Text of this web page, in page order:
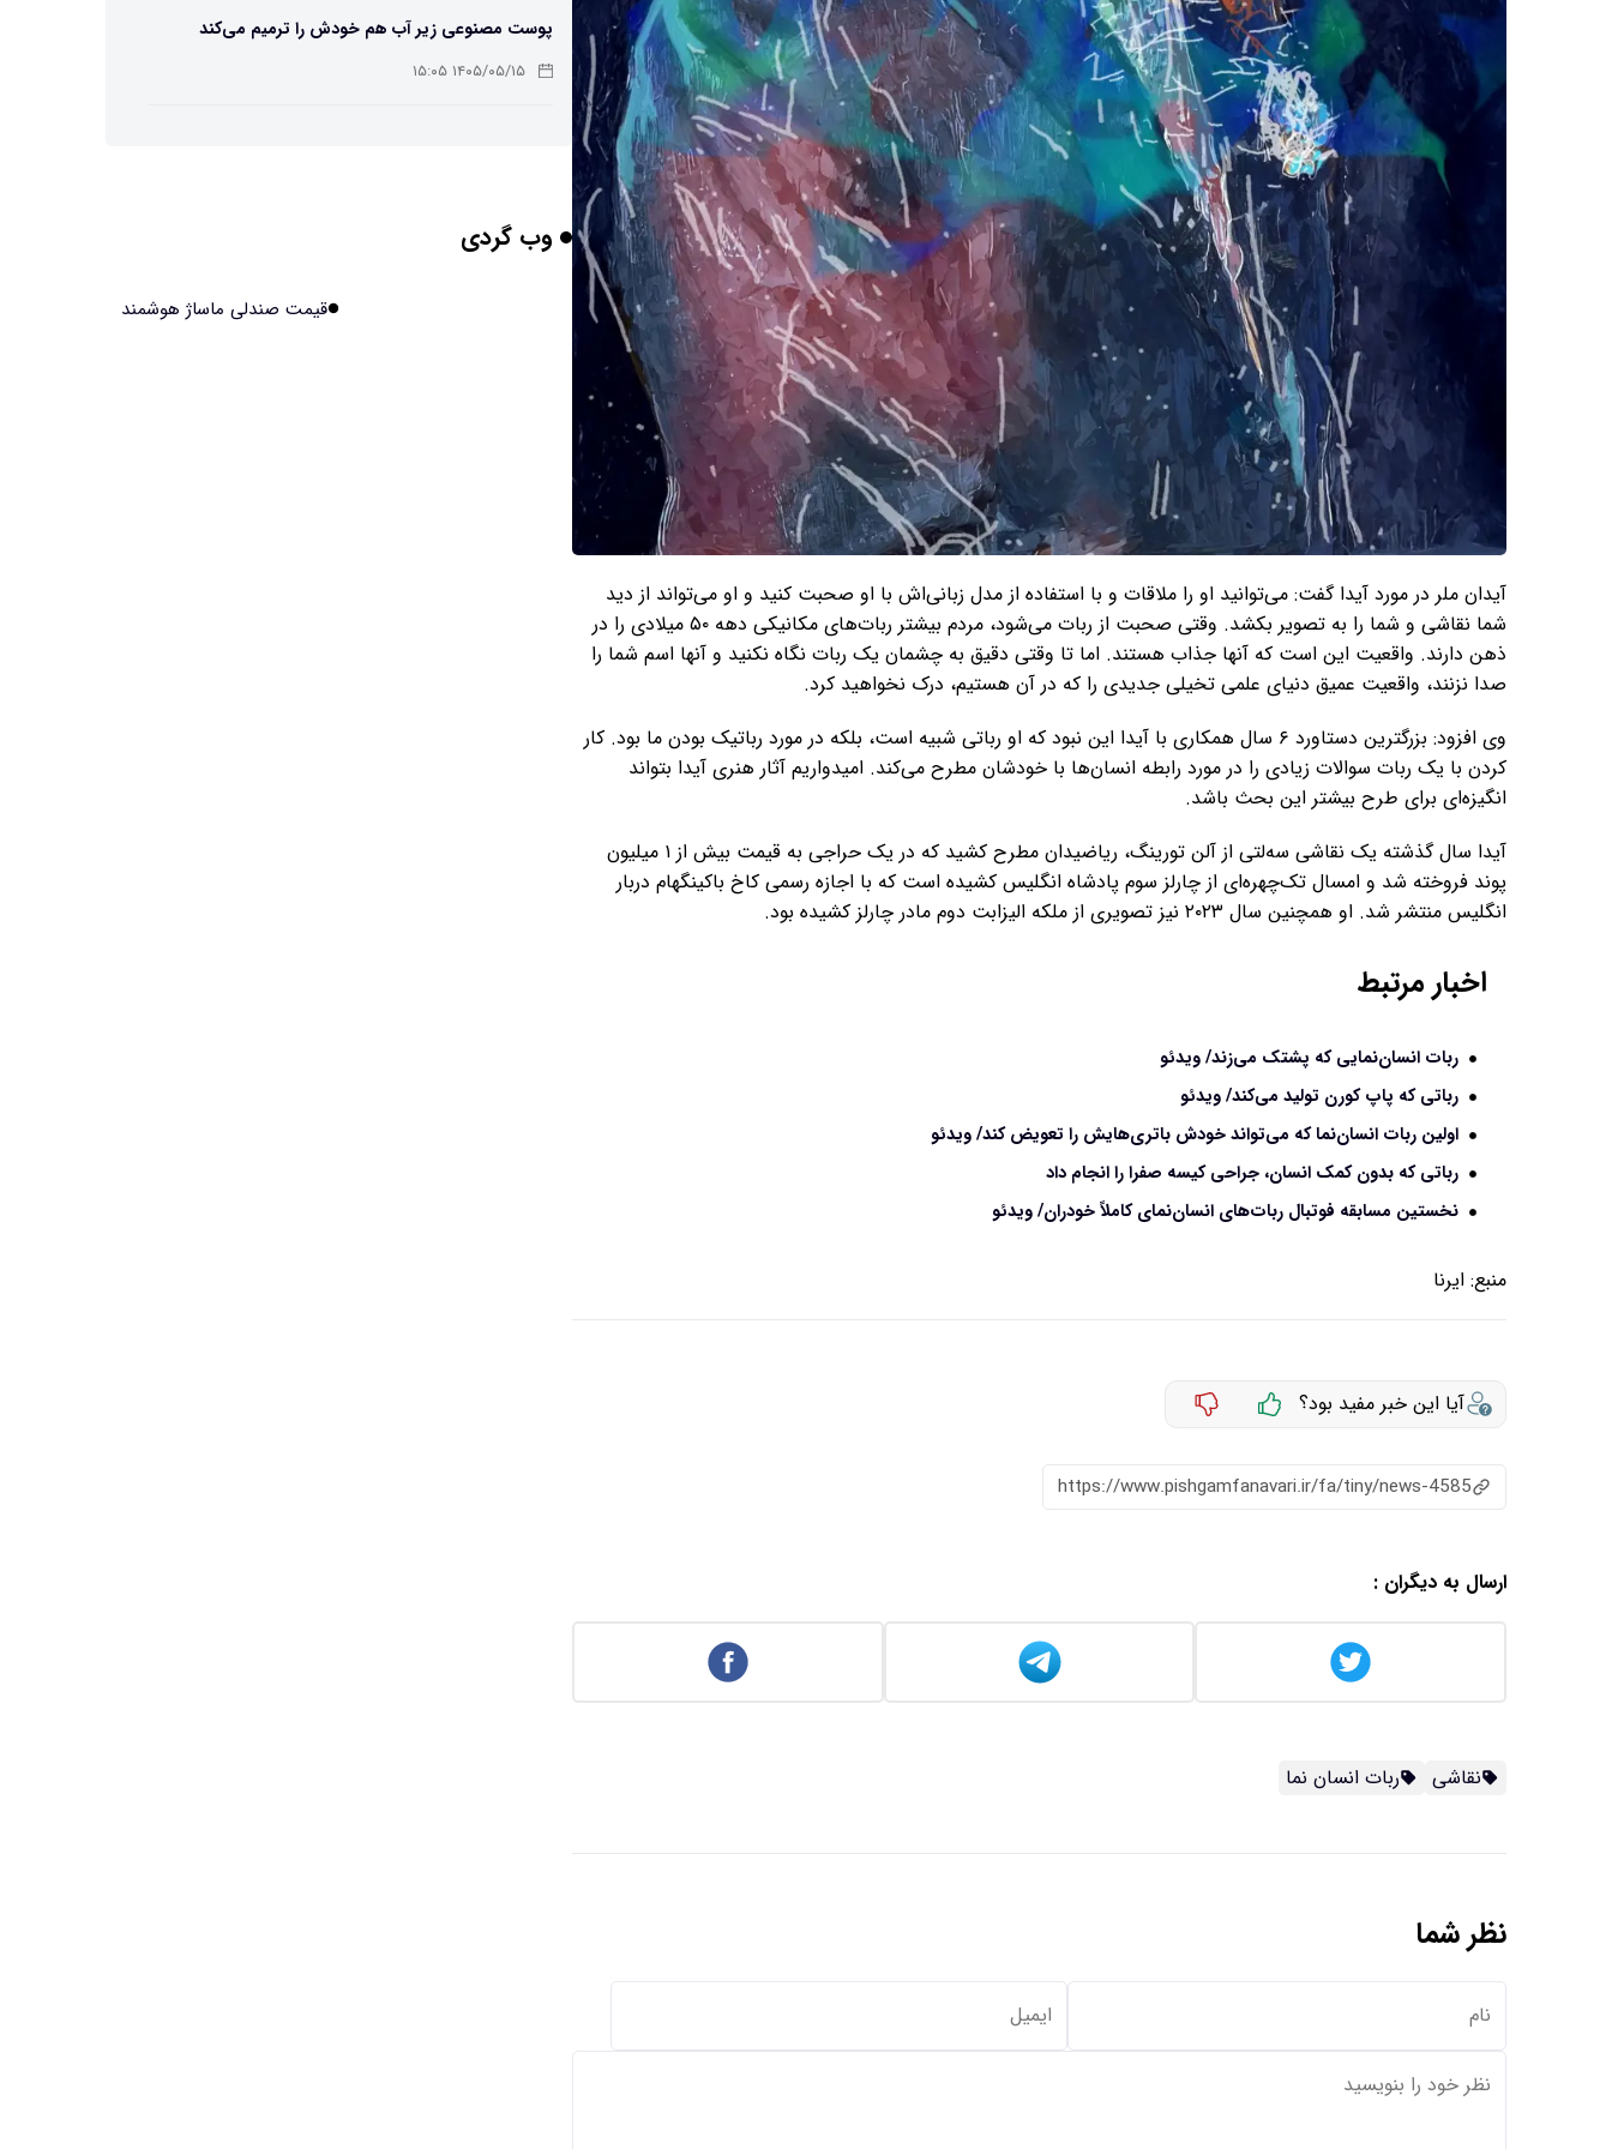
آیدان ملر در مورد آیدا گفت: می‌توانید او را ملاقات و با استفاده از مدل زبانی‌اش با او صحبت کنید و او می‌تواند از دید
شما نقاشی و شما را به تصویر بکشد. وقتی صحبت از ربات می‌شود، مردم بیشتر ربات‌های مکانیکی دهه ۵۰ میلادی را در
ذهن دارند. واقعیت این است که آنها جذاب هستند. اما تا وقتی دقیق به چشمان یک ربات نگاه نکنید و آنها اسم شما را
صدا نزنند، واقعیت عمیق دنیای علمی تخیلی جدیدی را که در آن هستیم، درک نخواهید کرد.
وی افزود: بزرگترین دستاورد ۶ سال همکاری با آیدا این نبود که او رباتی شبیه است، بلکه در مورد رباتیک بودن ما بود. کار
کردن با یک ربات سوالات زیادی را در مورد رابطه‌ انسان‌ها با خودشان مطرح می‌کند. امیدواریم آثار هنری آیدا بتواند
انگیزه‌ای برای طرح بیشتر این بحث باشد.
آیدا سال گذشته یک نقاشی سه‌لتی از آلن تورینگ، ریاضیدان مطرح کشید که در یک حراجی به قیمت بیش از ۱ میلیون
پوند فروخته شد و امسال تک‌چهره‌ای از چارلز سوم پادشاه انگلیس کشیده است که با اجازه رسمی کاخ باکینگهام دربار
انگلیس منتشر شد. او همچنین سال ۲۰۲۳ نیز تصویری از ملکه الیزابت دوم مادر چارلز کشیده بود.
اخبار مرتبط
ربات انسان‌نمایی که پشتک می‌زند/ ویدئو
رباتی که پاپ کورن تولید می‌کند/ ویدئو
اولین ربات انسان‌نما که می‌تواند خودش باتری‌هایش را تعویض کند/ ویدئو
رباتی که بدون کمک انسان، جراحی کیسه صفرا را انجام داد
نخستین مسابقه فوتبال ربات‌های انسان‌نمای کاملاً خودران/ ویدئو
منبع: ایرنا
آیا این خبر مفید بود؟
https://www.pishgamfanavari.ir/fa/tiny/news-4585
ارسال به دیگران :
نقاشی ربات انسان نما
نظر شما
پوست مصنوعی زیر آب هم خودش را ترمیم می‌کند
۱۴۰۵/۰۵/۱۵ ۱۵:۰۵
برنج فضایی چین به مرحله برداشت رسید
وب گردی
قیمت صندلی ماساژ هوشمند